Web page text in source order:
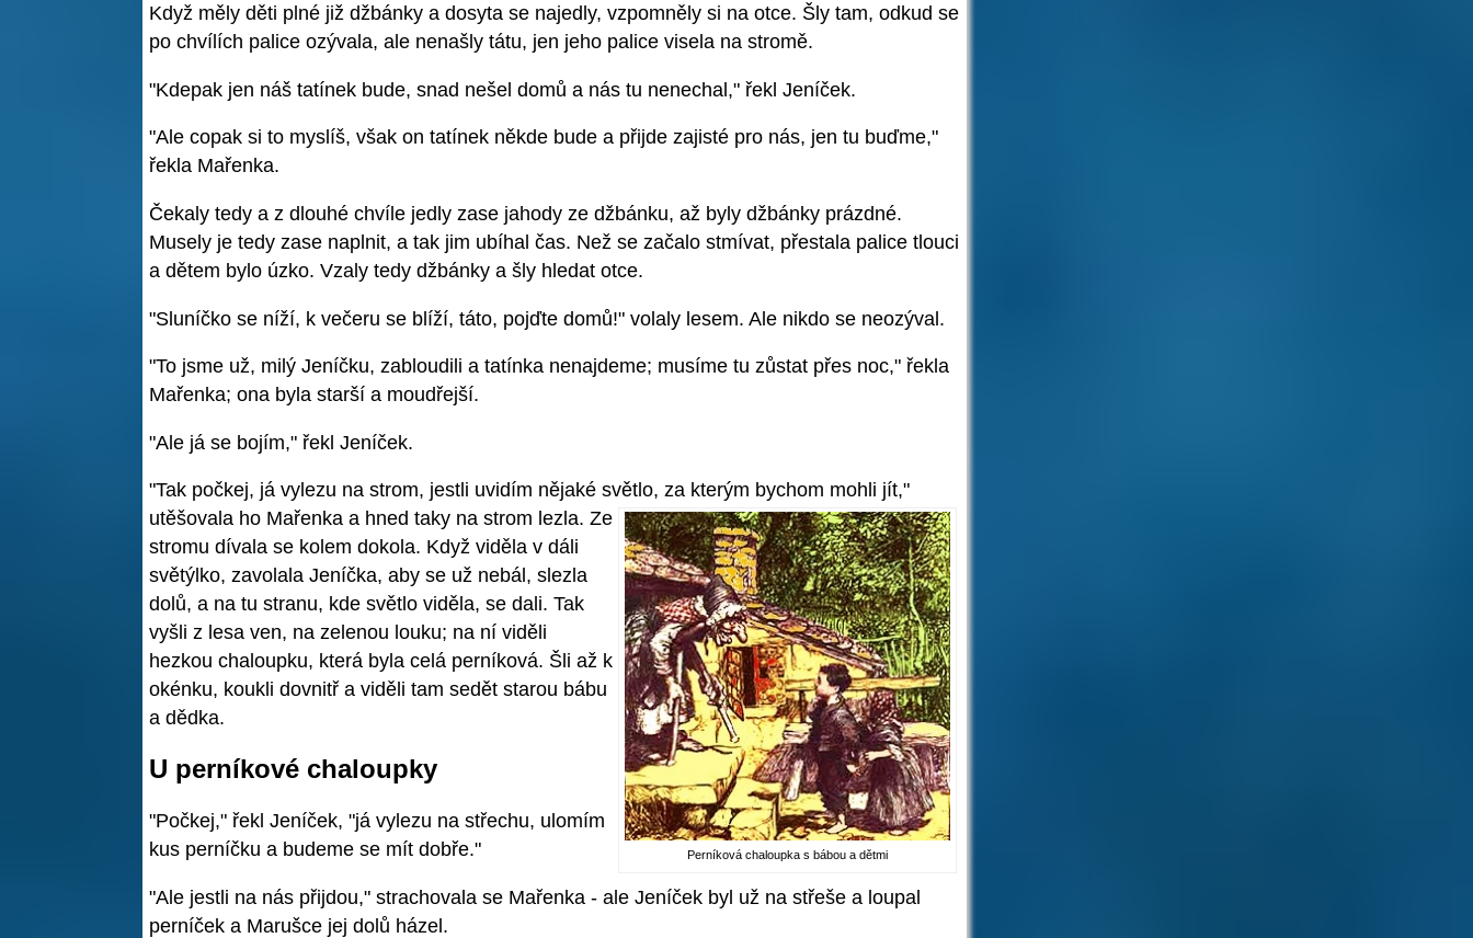
Když měly děti plné již džbánky a dosyta se najedly, vzpomněly si na otce. Šly tam, odkud se
po chvílích palice ozývala, ale nenašly tátu, jen jeho palice visela na stromě.
"Kdepak jen náš tatínek bude, snad nešel domů a nás tu nenechal," řekl Jeníček.
"Ale copak si to myslíš, však on tatínek někde bude a přijde zajisté pro nás, jen tu buďme,"
řekla Mařenka.
Čekaly tedy a z dlouhé chvíle jedly zase jahody ze džbánku, až byly džbánky prázdné.
Musely je tedy zase naplnit, a tak jim ubíhal čas. Než se začalo stmívat, přestala palice tlouci
a dětem bylo úzko. Vzaly tedy džbánky a šly hledat otce.
"Sluníčko se níží, k večeru se blíží, táto, pojďte domů!" volaly lesem. Ale nikdo se neozýval.
"To jsme už, milý Jeníčku, zabloudili a tatínka nenajdeme; musíme tu zůstat přes noc," řekla
Mařenka; ona byla starší a moudřejší.
"Ale já se bojím," řekl Jeníček.
"Tak počkej, já vylezu na strom, jestli uvidím nějaké světlo, za kterým
Perníková chaloupka s bábou a dětmi
bychom mohli jít,"
utěšovala ho Mařenka a hned taky na strom lezla. Ze
stromu dívala se kolem dokola. Když viděla v dáli
světýlko, zavolala Jeníčka, aby se už nebál, slezla
dolů, a na tu stranu, kde světlo viděla, se dali. Tak
vyšli z lesa ven, na zelenou louku; na ní viděli
hezkou chaloupku, která byla celá perníková. Šli až k
okénku, koukli dovnitř a viděli tam sedět starou bábu
a dědka.
U perníkové chaloupky
"Počkej," řekl Jeníček, "já vylezu na střechu, ulomím
kus perníčku a budeme se mít dobře."
"Ale jestli na nás přijdou," strachovala se Mařenka - ale Jeníček byl už na střeše a loupal
perníček a Marušce jej dolů házel.